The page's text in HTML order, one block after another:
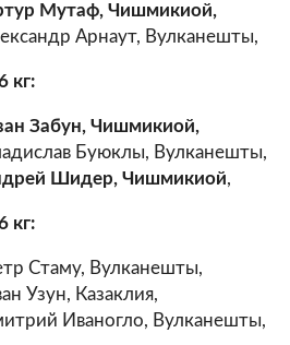
Мутаф, Чишмикиой,
Арнаут, Вулканешты,
кг:
Забун, Чишмикиой,
Буюклы, Вулканешты,
Шидер, Чишмикиой,
кг:
Стаму, Вулканешты,
Узун, Казаклия,
Иваногло, Вулканешты,